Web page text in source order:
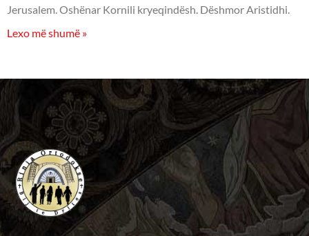
Jerusalem. Oshënar Kornili kryeqindësh. Dëshmor Aristidhi.
Lexo më shumë »